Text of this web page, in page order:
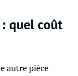
quel coût
autre pièce